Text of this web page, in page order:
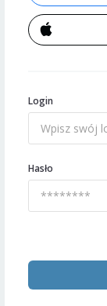
Login
Hasło